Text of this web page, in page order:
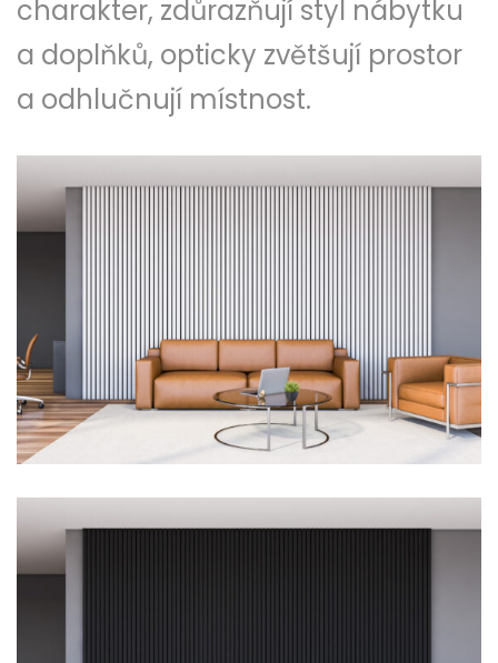
charakter, zdůrazňují styl nábytku
a doplňků, opticky zvětšují prostor
a odhlučnují místnost.